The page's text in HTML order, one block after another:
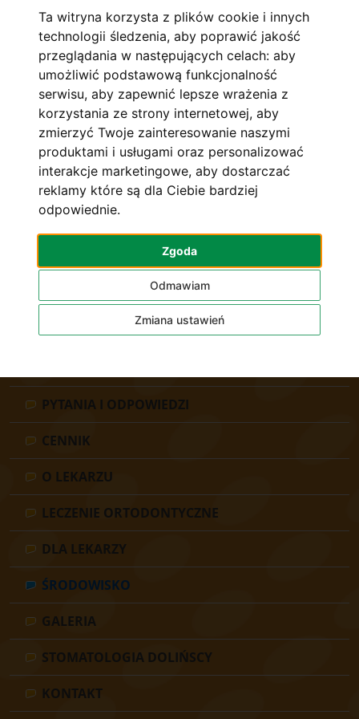
Ta witryna korzysta z plików cookie i innych
technologii śledzenia, aby poprawić jakość
przeglądania w następujących celach: aby
umożliwić podstawową funkcjonalność
serwisu, aby zapewnić lepsze wrażenia z
korzystania ze strony internetowej, aby
zmierzyć Twoje zainteresowanie naszymi
produktami i usługami oraz personalizować
interakcje marketingowe, aby dostarczać
reklamy które są dla Ciebie bardziej
odpowiednie.
Zgoda
Odmawiam
Zmiana ustawień
PYTANIA I ODPOWIEDZI
CENNIK
O LEKARZU
LECZENIE ORTODONTYCZNE
DLA LEKARZY
ŚRODOWISKO
GALERIA
STOMATOLOGIA DOLIŃSCY
KONTAKT
III. W Jednostce prowadzona jest dozymetria indywidualna
proponowane ograniczniki dawek do 6 mSv na rok.
Personel zakwalifikowany do kategoria narażeni „B”.
Z wyników dozymetrii indywidualnej za okres 1.01. 2020 do
31.12. 2020 r – brak wskazań do zmiany kategorii narażenia .
Ewidencja dawek po uzyskaniu odczytów z bieżącego okresu
pomiarowego – zostanie przekazana do kierownika jednostki.
Personel zakwalifikowany do dozymetrii indywidualnej na
bieżąco informowany o otrzymanych wynikach
Personel na posiada aktualne szkolenie w zakresie
Dokumenty wymagane przepisy aktualizowane na bieżąco /
personel potwierdzał zapoznanie
- zakładowy plan postępowania awaryjnego
- program zapewnienia jakością